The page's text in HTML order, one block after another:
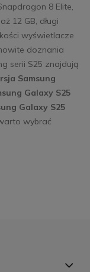
8 Elite,
12 GB, długi
wyświetlacze
doznania
serii S25 znajdują
Samsung
Galaxy S25
Galaxy S25
wybrać